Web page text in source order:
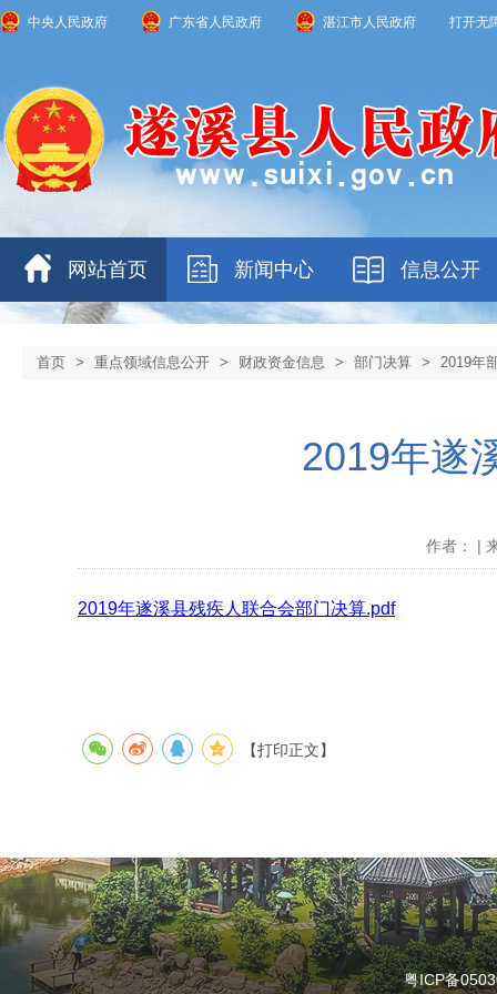
中央人民政府 广东省人民政府 湛江市人民政府 打开无
网站首页 新闻中心 信息公开
首页 > 重点领域信息公开 > 财政资金信息 > 部门决算 > 2019年
2019年遂
作者： |
2019年遂溪县残疾人联合会部门决算.pdf
【打印正文】
粤ICP备